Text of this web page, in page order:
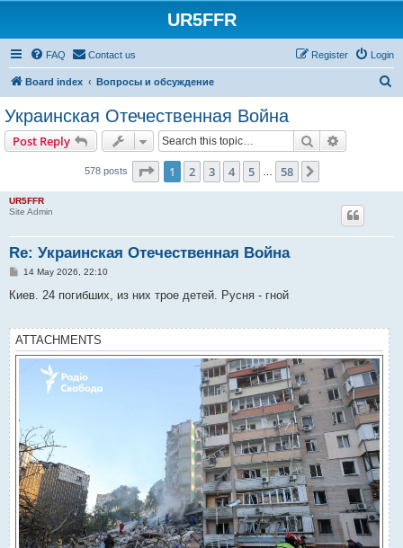
UR5FFR
FAQ Contact us Login
Register
Board index Вопросы и обсуждение
Украинская Отечественная Война
Post Reply Search
578 posts Page 1of 58
1 2 3 4 5 58
UR5FFR
Site Admin
Re: Украинская Отечественная Война
P
s
14 May 2026, 22:10
Киев. 24 погибших, из них трое детей. Русня - гной
ATTACHMENTS